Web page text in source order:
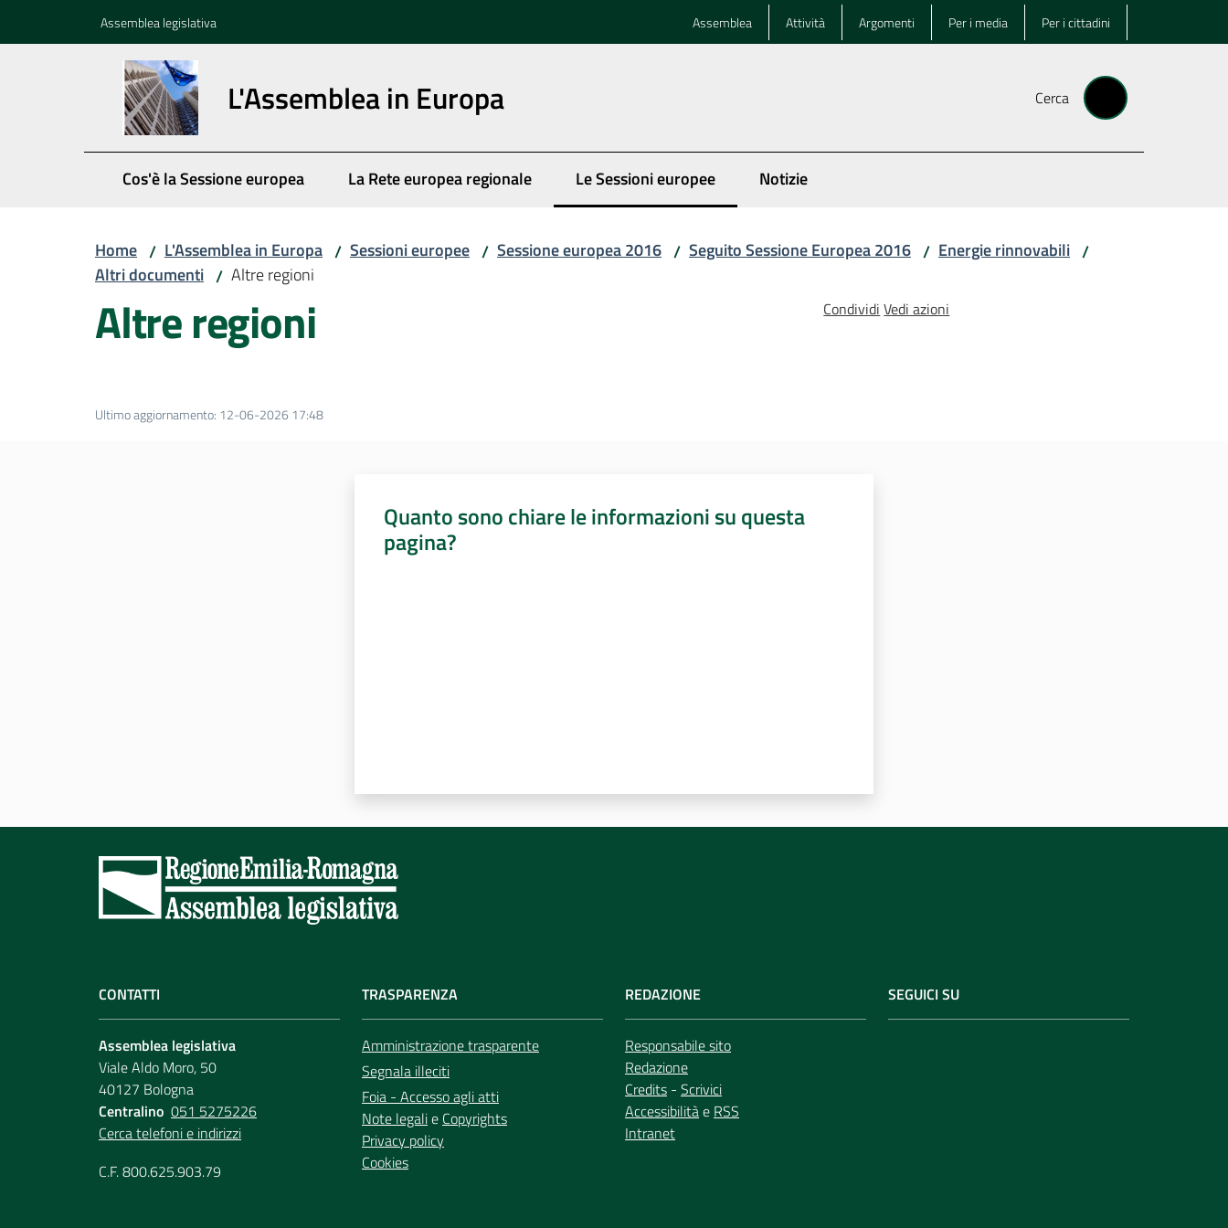
Assemblea legislativa Assemblea Attività Argomenti Per i media Per i cittadini
L'Assemblea in Europa Cerca
Cos'è la Sessione europea La Rete europea regionale Le Sessioni europee
Menu selezionato Notizie
Home / L'Assemblea in Europa / Sessioni europee / Sessione europea 2016 / Seguito Sessione Europea 2016 / Energie rinnovabili /
Altri documenti / Altre regioni
Altre regioni Condividi Vedi azioni
Ultimo aggiornamento: 12-06-2026 17:48
Quanto sono chiare le informazioni su questa
pagina?
CONTATTI
Assemblea legislativa
Viale Aldo Moro, 50
40127 Bologna
Centralino 051 5275226
Cerca telefoni e indirizzi
C.F. 800.625.903.79
TRASPARENZA
Amministrazione trasparente
Segnala illeciti
Foia - Accesso agli atti
Note legalie Copyrights
Privacy policy
Cookies
REDAZIONE
Responsabile sito
Redazione
Credits - Scrivici
Accessibilitàe RSS
Intranet
SEGUICI SU